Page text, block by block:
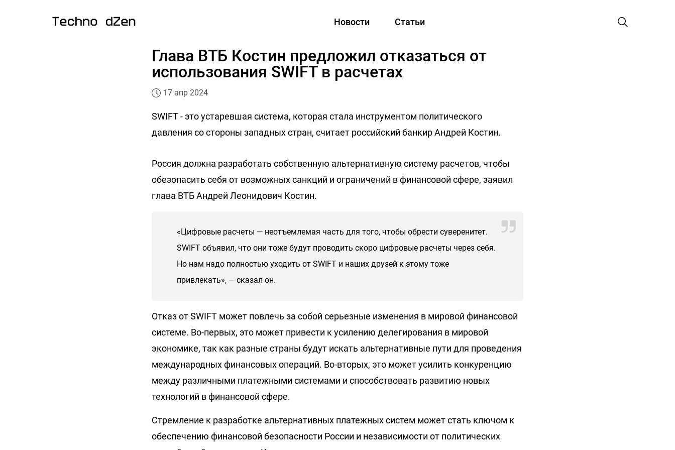
Новости Статьи
Глава ВТБ Костин предложил отказаться от
использования SWIFT в расчетах
17 апр 2024
SWIFT - это устаревшая система, которая стала инструментом политического
давления со стороны западных стран, считает российский банкир Андрей Костин.
Россия должна разработать собственную альтернативную систему расчетов, чтобы
обезопасить себя от возможных санкций и ограничений в финансовой сфере, заявил
глава ВТБ Андрей Леонидович Костин.
«Цифровые расчеты — неотъемлемая часть для того, чтобы обрести суверенитет.
SWIFT объявил, что они тоже будут проводить скоро цифровые расчеты через себя.
Но нам надо полностью уходить от SWIFT и наших друзей к этому тоже
привлекать», — сказал он.
Отказ от SWIFT может повлечь за собой серьезные изменения в мировой финансовой
системе. Во-первых, это может привести к усилению делегирования в мировой
экономике, так как разные страны будут искать альтернативные пути для проведения
международных финансовых операций. Во-вторых, это может усилить конкуренцию
между различными платежными системами и способствовать развитию новых
технологий в финансовой сфере.
Стремление к разработке альтернативных платежных систем может стать ключом к
обеспечению финансовой безопасности России и независимости от политических